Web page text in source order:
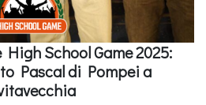
School Game 2025:
Pascal di Pompei a